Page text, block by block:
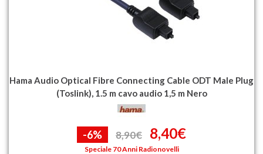
Hama Audio Optical Fibre Connecting Cable ODT Male Plug
(Toslink), 1.5 m cavo audio 1,5 m Nero
-6% 8,90€ 8,40€
Speciale 70 Anni Radionovelli